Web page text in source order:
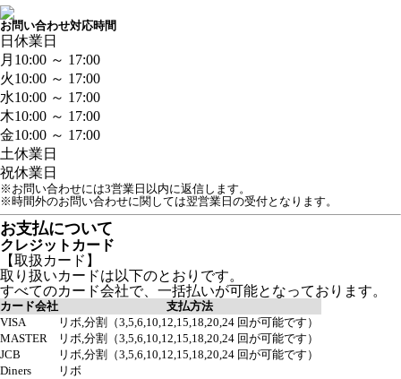
お問い合わせ対応時間
日 休業日
月 10:00 ～ 17:00
火10:00 ～ 17:00
水10:00 ～ 17:00
木10:00 ～ 17:00
金10:00 ～ 17:00
土休業日
祝休業日
※お問い合わせには3営業日以内に返信します。
※時間外のお問い合わせに関しては翌営業日の受付となります。
お支払について
クレジットカード
【取扱カード】
取り扱いカードは以下のとおりです。
すべてのカード会社で、一括払いが可能となっております。
カード会社
支払方法
VISA
リボ,分割（3,5,6,10,12,15,18,20,24 回が可能です）
MASTER
リボ,分割（3,5,6,10,12,15,18,20,24 回が可能です）
JCB
リボ,分割（3,5,6,10,12,15,18,20,24 回が可能です）
Diners
リボ